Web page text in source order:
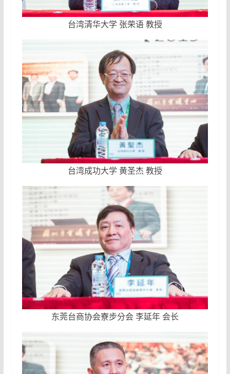
台湾清华大学 张荣语 教授
台湾成功大学 黄圣杰 教授
东莞台商协会寮步分会 李延年 会长